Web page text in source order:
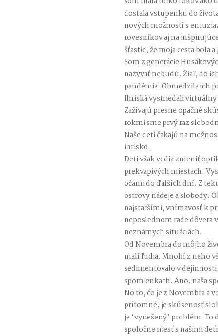
dostala vstupenku do
nových možností s
rovesníkov aj na
šťastie, že moja cesta bola
Som z generácie
nazývať nebudú. Žiaľ, do
pandémia. Obmedzila ich
Ihriská vystriedali
Zažívajú presne opačné
rokmi sme prvý raz
Naše deti čakajú na
ihrisko.
Deti však vedia zmeniť
prekvapivých miestach.
očami do ďalších dní. Z
ostrovy nádeje a slobody.
najstaršími, vnímavosť k
neposlednom rade dôvera
neznámych situáciách.
Od Novembra do môjho
malí ľudia. Mnohí z neho
sedimentovalo v
spomienkach. Áno, naša
No to, čo je z Novembra a
prítomné, je skúsenosť
je ‘vyriešený’ problém.
spoločne niesť s našimi